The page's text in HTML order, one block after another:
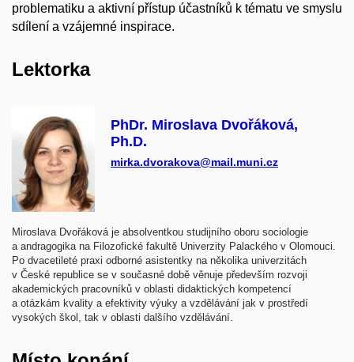
problematiku a aktivní přístup účastníků k tématu ve smyslu
sdílení a vzájemné inspirace.
Lektorka
PhDr. Miroslava Dvořáková,
Ph.D.
mirka.dvorakova@mail.muni.cz
Miroslava Dvořáková je absolventkou studijního oboru sociologie
a andragogika na Filozofické fakultě Univerzity Palackého v Olomouci.
Po dvacetileté praxi odborné asistentky na několika univerzitách
v České republice se v současné době věnuje především rozvoji
akademických pracovníků v oblasti didaktických kompetencí
a otázkám kvality a efektivity výuky a vzdělávání jak v prostředí
vysokých škol, tak v oblasti dalšího vzdělávání.